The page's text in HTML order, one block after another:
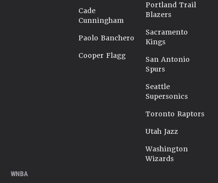
Cade
Cunningham
Paolo Banchero
Cooper Flagg
Portland Trail
Blazers
Sacramento
Kings
San Antonio
Spurs
Seattle
Supersonics
Toronto Raptors
Utah Jazz
Washington
Wizards
WNBA